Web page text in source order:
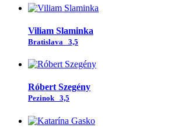
Viliam Slaminka
Bratislava 3,5
Róbert Szegény
Pezinok 3,5